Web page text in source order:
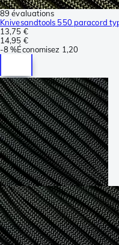
89 évaluations
Knivesandtools 550 paracord
13,75 €
14,95 €
-8 %Économisez 1,20